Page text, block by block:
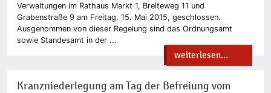
Verwaltungen im Rathaus Markt 1, Breiteweg 11 und
Grabenstraße 9 am Freitag, 15. Mai 2015, geschlossen.
Ausgenommen von dieser Regelung sind das Ordnungsamt
sowie Standesamt in der ...
weiterlesen...
Kranzniederlegung am Tag der Befreiung vom